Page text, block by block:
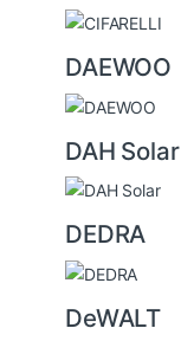
DAEWOO
DAH Solar
DEDRA
DeWALT